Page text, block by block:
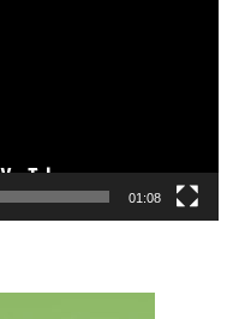
01:08